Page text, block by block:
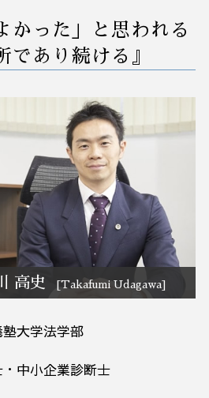
相談
て
契約書
クト 進め方
談 埼玉県
談 栃木県
弁護士相談 栃木県
談 さいたま市
弁護士相談 群馬県
談 茨城県
城県
談 さいたま市
木県
宮区
かった」と思われる
であり続ける』
高史 [Takafumi Udagawa]
大学法学部
中小企業診断士